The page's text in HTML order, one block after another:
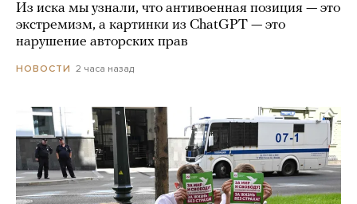
Из иска мы узнали, что антивоенная позиция — это
экстремизм, а картинки из СhatGPT — это
нарушение авторских прав
НОВОСТИ 2 часа назад